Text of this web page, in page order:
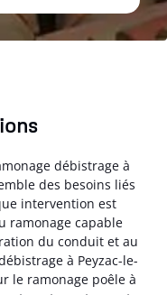
débistrage à
des besoins liés
intervention est
ramonage capable
du conduit et au
à Peyzac-le-
le ramonage poêle à